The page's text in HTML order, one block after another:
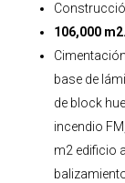
106,000 m2.
base de
de block
incendio
m2 edificio